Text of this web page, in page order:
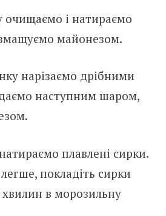
очищаємо і натираємо
майонезом.
нарізаємо дрібними
наступним шаром,
плавлені сирки.
покладіть сирки
хвилин в морозильну